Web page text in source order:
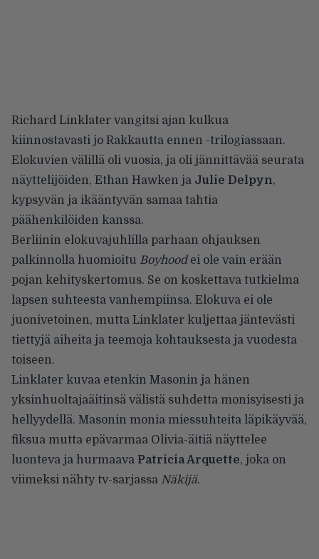
Richard Linklater vangitsi ajan kulkua
kiinnostavasti jo Rakkautta ennen -trilogiassaan.
Elokuvien välillä oli vuosia, ja oli jännittävää seurata
näyttelijöiden, Ethan Hawken ja Julie Delpyn,
kypsyvän ja ikääntyvän samaa tahtia
päähenkilöiden kanssa.
Berliinin elokuvajuhlilla parhaan ohjauksen
palkinnolla huomioitu Boyhoodei ole vain erään
pojan kehityskertomus. Se on koskettava tutkielma
lapsen suhteesta vanhempiinsa. Elokuva ei ole
juonivetoinen, mutta Linklater kuljettaa jäntevästi
tiettyjä aiheita ja teemoja kohtauksesta ja vuodesta
toiseen.
Linklater kuvaa etenkin Masonin ja hänen
yksinhuoltajaäitinsä välistä suhdetta monisyisesti ja
hellyydellä. Masonin monia miessuhteita läpikäyvää,
fiksua mutta epävarmaa Olivia-äitiä näyttelee
luonteva ja hurmaava Patricia Arquette, joka on
viimeksi nähty tv-sarjassa Näkijä.